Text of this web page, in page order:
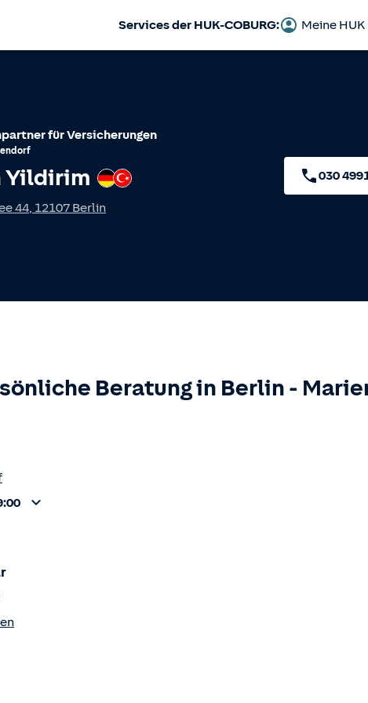
Services der HUK-COBURG: Meine HUK
für Versicherungen
Yildirim Deutsch
Türkisch
44, 12107 Berlin
030
Beratung in Berlin -